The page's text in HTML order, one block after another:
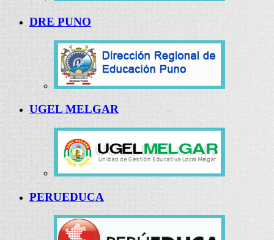
DRE PUNO
UGEL MELGAR
PERUEDUCA